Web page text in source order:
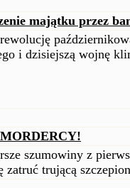
majątku przez
i dzisiejszą wojnę
szumowiny z
zatruć trującą